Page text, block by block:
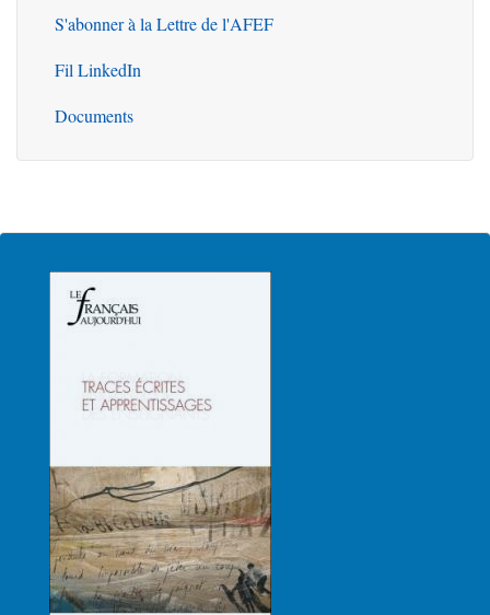
S'abonner à la Lettre de l'AFEF
Fil LinkedIn
Documents